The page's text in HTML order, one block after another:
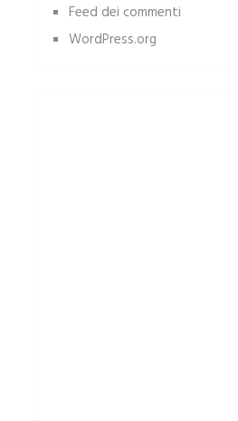
Feed dei commenti
WordPress.org